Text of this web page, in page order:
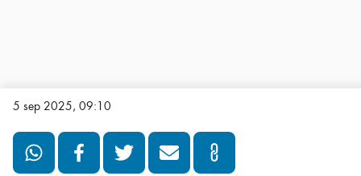
5 sep 2025, 09:10